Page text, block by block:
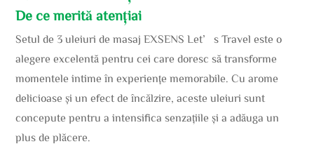
De ce merită atențiai
Setul de 3 uleiuri de masaj EXSENS Let’s Travel este o
alegere excelentă pentru cei care doresc să transforme
momentele intime în experiențe memorabile. Cu arome
delicioase și un efect de încălzire, aceste uleiuri sunt
concepute pentru a intensifica senzațiile și a adăuga un
plus de plăcere.